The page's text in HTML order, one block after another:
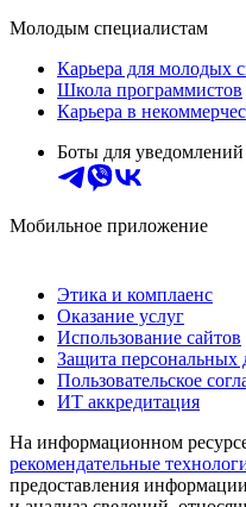
Молодым специалистам
Карьера для молодых
Школа программистов
Карьера в
Боты для уведомлений
Мобильное приложение
Этика и комплаенс
Оказание услуг
Использование сайтов
Защита персональных
Пользовательское
ИТ аккредитация
На информационном
рекомендательные
предоставления